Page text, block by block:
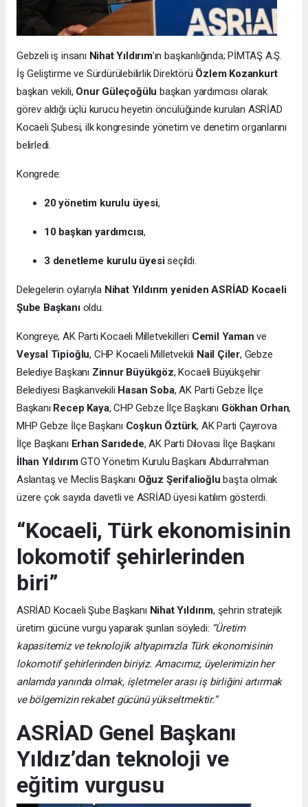
Gebzeli iş insanı Nihat Yıldırım’ın başkanlığında; PİMTAŞ A.Ş.
İş Geliştirme ve Sürdürülebilirlik Direktörü Özlem Kozankurt
başkan vekili, Onur Güleçoğülu başkan yardımcısı olarak
görev aldığı üçlü kurucu heyetin öncülüğünde kurulan ASRİAD
Kocaeli Şubesi, ilk kongresinde yönetim ve denetim organlarını
belirledi.
Kongrede:
20 yönetim kurulu üyesi,
10 başkan yardımcısı,
3 denetleme kurulu üyesiseçildi.
Delegelerin oylarıyla Nihat Yıldırım yeniden ASRİAD Kocaeli
Şube Başkanıoldu.
Kongreye; AK Parti Kocaeli Milletvekilleri Cemil Yaman ve
Veysal Tipioğlu, CHP Kocaeli Milletvekili Nail Çiler, Gebze
Belediye Başkanı Zinnur Büyükgöz, Kocaeli Büyükşehir
Belediyesi Başkanvekili Hasan Soba, AK Parti Gebze İlçe
Başkanı Recep Kaya, CHP Gebze İlçe Başkanı Gökhan Orhan,
MHP Gebze İlçe Başkanı Coşkun Öztürk, AK Parti Çayırova
İlçe Başkanı Erhan Sarıdede, AK Parti Dilovası İlçe Başkanı
İlhan YıldırımGTO Yönetim Kurulu Başkanı Abdurrahman
Aslantaş ve Meclis Başkanı Oğuz Şerifalioğlu başta olmak
üzere çok sayıda davetli ve ASRİAD üyesi katılım gösterdi.
“Kocaeli, Türk ekonomisinin
lokomotif şehirlerinden
biri”
ASRİAD Kocaeli Şube Başkanı Nihat Yıldırım, şehrin stratejik
üretim gücüne vurgu yaparak şunları söyledi: “Üretim
kapasitemiz ve teknolojik altyapımızla Türk ekonomisinin
lokomotif şehirlerinden biriyiz. Amacımız, üyelerimizin her
anlamda yanında olmak, işletmeler arası iş birliğini artırmak
ve bölgemizin rekabet gücünü yükseltmektir.”
ASRİAD Genel Başkanı
Yıldız’dan teknoloji ve
eğitim vurgusu